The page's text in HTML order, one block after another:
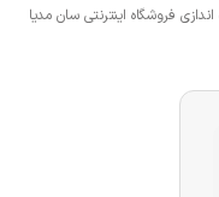
فروشگاه اینترنتی سان مدیا
با بهترین قیمت را تجربه